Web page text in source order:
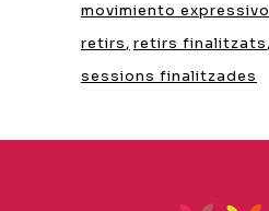
movimiento expressivo
retirs retirs finalitzats
sessions finalitzades